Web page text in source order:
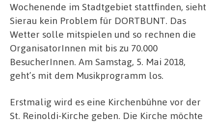
Wochenende im Stadtgebiet stattfinden, sieht
Sierau kein Problem für DORTBUNT. Das
Wetter solle mitspielen und so rechnen die
OrganisatorInnen mit bis zu 70.000
BesucherInnen. Am Samstag, 5. Mai 2018,
geht’s mit dem Musikprogramm los.
Erstmalig wird es eine Kirchenbühne vor der
St. Reinoldi-Kirche geben. Die Kirche möchte